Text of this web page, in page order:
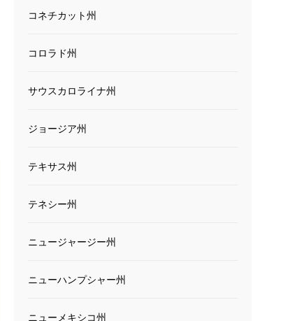
コネチカット州
コロラド州
サウスカロライナ州
ジョージア州
テキサス州
テネシー州
ニュージャージー州
ニューハンプシャー州
ニューメキシコ州